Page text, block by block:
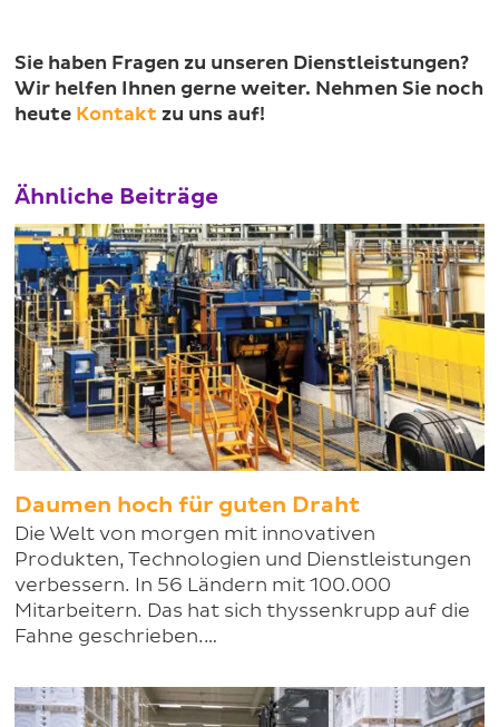
Sie haben Fragen zu unseren Dienstleistungen?
Wir helfen Ihnen gerne weiter. Nehmen Sie noch
heute Kontakt zu uns auf!
Ähnliche Beiträge
Daumen hoch für guten Draht
Die Welt von morgen mit innovativen
Produkten, Technologien und Dienstleistungen
verbessern. In 56 Ländern mit 100.000
Mitarbeitern. Das hat sich thyssenkrupp auf die
Fahne geschrieben.…